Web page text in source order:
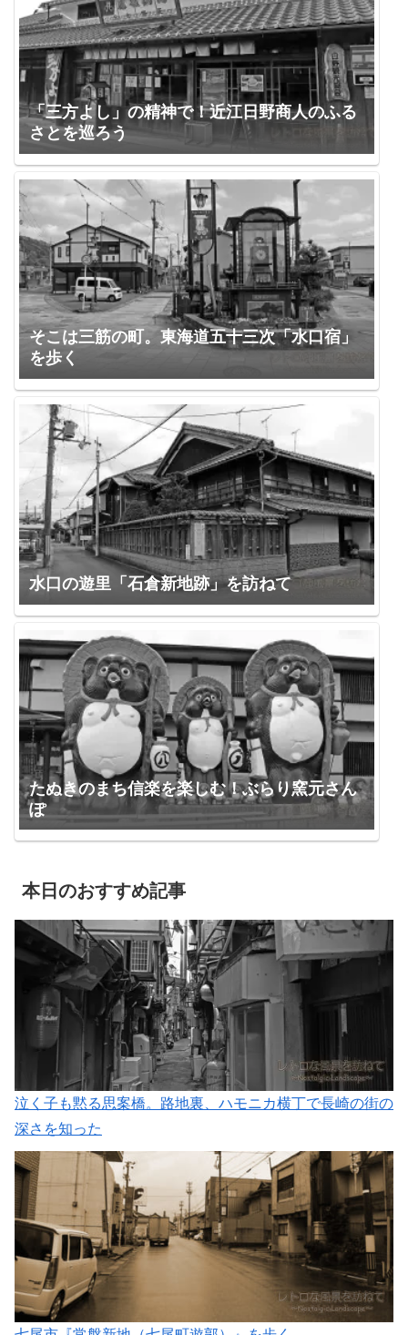
「三方よし」の精神で！近江日野商人のふる
さとを巡ろう
そこは三筋の町。東海道五十三次「水口宿」
を歩く
水口の遊里「石倉新地跡」を訪ねて
たぬきのまち信楽を楽しむ！ぶらり窯元さん
ぽ
本日のおすすめ記事
泣く子も黙る思案橋。路地裏、ハモニカ横丁で長崎の街の
深さを知った